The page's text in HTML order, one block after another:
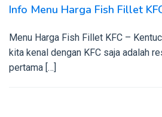
Info Menu Harga Fish Fillet
Menu Harga Fish Fillet KFC –
kita kenal dengan KFC saja adalah
pertama […]